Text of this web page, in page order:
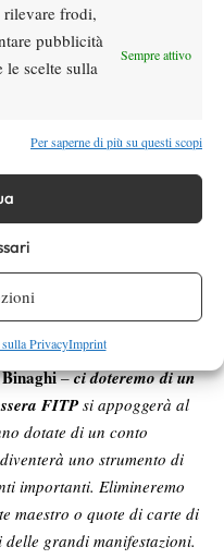
rilevare frodi,
pubblicità
le scelte sulla
Sempre attivo
Per saperne di più su questi scopi
PrivacyImprint
69 anni, se andasse in alto
più ”.
ancoral’unica
il milione di persone
di pazzia. Dicevano che
di due/tre anni e invece
della storia del
Bretagna ci studiano
notino questa anomalia.
tutte le fasce sociali di
Binaghi–ci doteremo di un
FITPsi appoggerà al
dotate di un conto
uno strumento di
importanti. Elimineremo
maestro o quote di carte di
grandi manifestazioni.